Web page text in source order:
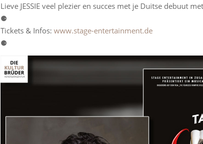
Lieve JESSIE veel plezier en succes met je Duitse debuut
⚈
Tickets & Infos: www.stage-entertainment.de
⚈